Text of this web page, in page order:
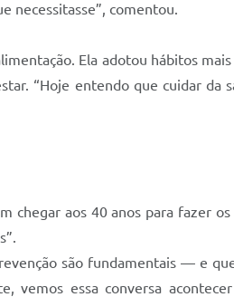
necessitasse”, comentou.
Ela adotou hábitos
“Hoje entendo que cuidar da
chegar aos 40 anos para fazer
são fundamentais — e
vemos essa conversa